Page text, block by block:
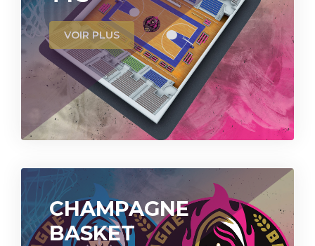
VOIR PLUS
CHAMPAGNE
BASKET